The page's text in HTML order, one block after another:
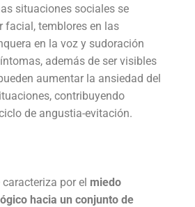
situaciones sociales se
facial, temblores en las
en la voz y sudoración
además de ser visibles
aumentar la ansiedad del
contribuyendo
de angustia-evitación.
por el miedo
hacia un conjunto de